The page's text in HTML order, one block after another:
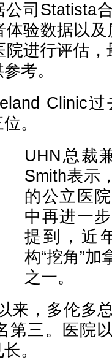
公司Statista
验数据以
进行评估
考。
Clinic
。
UHN总裁
Smith表示
的公立医
中再进一
提到，近
构“挖角”加
之一。
来，多伦多
第三。医院
。